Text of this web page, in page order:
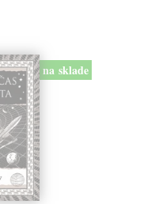
na sklade